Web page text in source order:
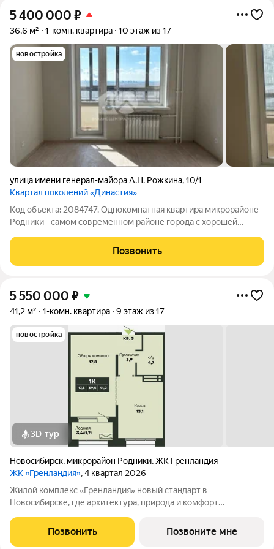
5 400 000 ₽
36,6 м² 1-комн. квартира 10 этаж из 17
новостройка
улица имени генерал-майора А.Н. Рожкина,10/1
Квартал поколений «Династия»
Код объекта: 2084747. Однокомнатная квартира микрорайоне
Родники - самом современном районе города с хорошей
детские сады, магазины, гипермаркеты, все рядом. Подходит
под семейную ипотеку. Мы
Позвонить
5 550 000 ₽
41,2 м² 1-комн. квартира 9 этаж из 17
новостройка
3D-тур
Новосибирск, микрорайон Родники,ЖК Гренландия
ЖК «Гренландия», 4 квартал 2026
Жилой комплекс «Гренландия» новый стандарт в
Новосибирске, где архитектура, природа и комфорт
скандинавский стиль жизни: простоту, минимализм, гармонию
с природой. Что делает «Гренландию»
Позвонить Позвоните мне